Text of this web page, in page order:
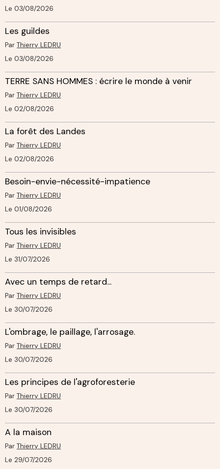
Le 03/08/2026
Les guildes
Par Thierry LEDRU
Le 03/08/2026
TERRE SANS HOMMES : écrire le monde à venir
Par Thierry LEDRU
Le 02/08/2026
La forêt des Landes
Par Thierry LEDRU
Le 02/08/2026
Besoin-envie-nécessité-impatience
Par Thierry LEDRU
Le 01/08/2026
Tous les invisibles
Par Thierry LEDRU
Le 31/07/2026
Avec un temps de retard...
Par Thierry LEDRU
Le 30/07/2026
L'ombrage, le paillage, l'arrosage.
Par Thierry LEDRU
Le 30/07/2026
Les principes de l'agroforesterie
Par Thierry LEDRU
Le 30/07/2026
A la maison
Par Thierry LEDRU
Le 29/07/2026